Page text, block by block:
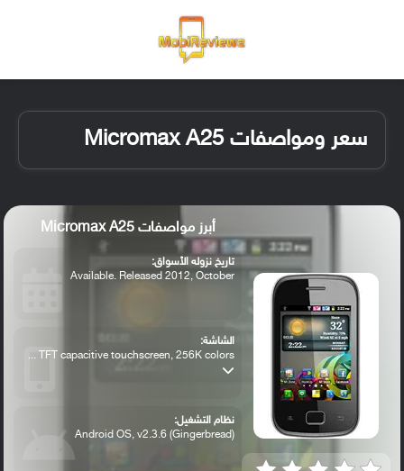
سعر ومواصفات Micromax A25
أبرز مواصفات Micromax A25
تاريخ نزوله الأسواق:
Available. Released 2012, October
الشاشة:
TFT capacitive touchscreen, 256K colors ...
نظام التشغيل:
Android OS, v2.3.6 (Gingerbread)